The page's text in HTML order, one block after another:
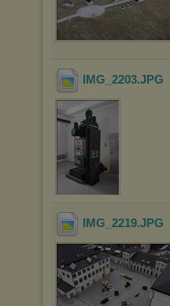
IMG_2203.JPG
IMG_2219.JPG